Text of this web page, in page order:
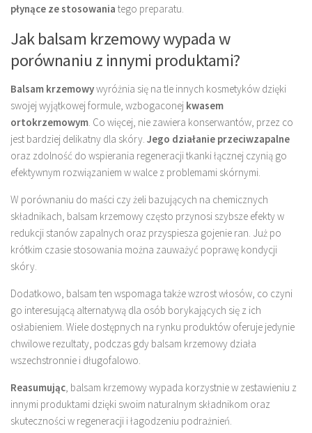
płynące ze stosowania tego preparatu.
Jak balsam krzemowy wypada w
porównaniu z innymi produktami?
Balsam krzemowywyróżnia się na tle innych kosmetyków dzięki
swojej wyjątkowej formule, wzbogaconej kwasem
ortokrzemowym. Co więcej, nie zawiera konserwantów, przez co
jest bardziej delikatny dla skóry. Jego działanie przeciwzapalne
oraz zdolność do wspierania regeneracji tkanki łącznej czynią go
efektywnym rozwiązaniem w walce z problemami skórnymi.
W porównaniu do maści czy żeli bazujących na chemicznych
składnikach, balsam krzemowy często przynosi szybsze efekty w
redukcji stanów zapalnych oraz przyspiesza gojenie ran. Już po
krótkim czasie stosowania można zauważyć poprawę kondycji
skóry.
Dodatkowo, balsam ten wspomaga także wzrost włosów, co czyni
go interesującą alternatywą dla osób borykających się z ich
osłabieniem. Wiele dostępnych na rynku produktów oferuje jedynie
chwilowe rezultaty, podczas gdy balsam krzemowy działa
wszechstronnie i długofalowo.
Reasumując, balsam krzemowy wypada korzystnie w zestawieniu z
innymi produktami dzięki swoim naturalnym składnikom oraz
skuteczności w regeneracji i łagodzeniu podrażnień.